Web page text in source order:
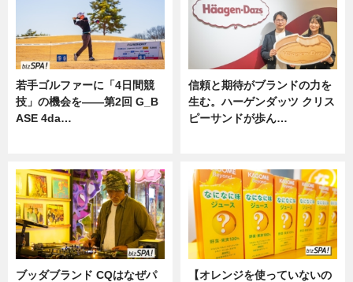
若手ゴルファーに「4日間競
技」の機会を——第2回 G_B
ASE 4da…
信頼と期待がブランドの力を
生む。ハーゲンダッツ クリス
ピーサンドが歩ん…
ブッダブランド CQはなぜパ
【オレンジを使っていないの